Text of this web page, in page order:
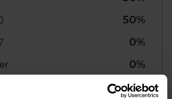
50%
0%
0%